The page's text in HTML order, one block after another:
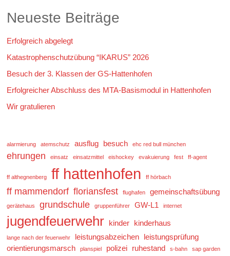
Neueste Beiträge
Erfolgreich abgelegt
Katastrophenschutzübung “IKARUS” 2026
Besuch der 3. Klassen der GS-Hattenhofen
Erfolgreicher Abschluss des MTA-Basismodul in Hattenhofen
Wir gratulieren
alarmierung atemschutz ausflug besuch ehc red bull münchen
ehrungen einsatz einsatzmittel eishockey evakuierung fest ff-agent
ff althegnenberg ff hattenhofen ff hörbach
ff mammendorf floriansfest flughafen gemeinschaftsübung
gerätehaus grundschule gruppenführer GW-L1 internet
jugendfeuerwehr kinder kinderhaus
lange nach der feuerwehr leistungsabzeichen leistungsprüfung
orientierungsmarsch
planspiel polizei ruhestand s-bahn
sap garden